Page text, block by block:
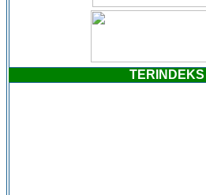
TERINDEKS